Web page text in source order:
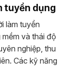
tuyển dụng
làm tuyển
và thái độ
nghiệp, thu
Các kỹ năng